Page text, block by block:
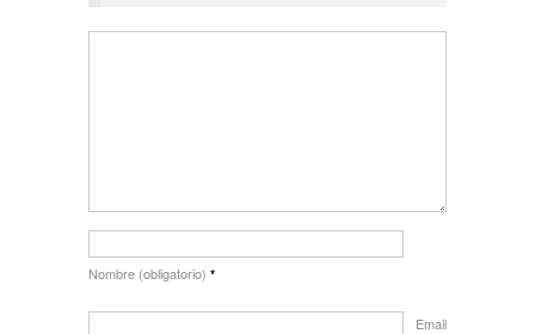
Nombre (obligatorio) *
Email